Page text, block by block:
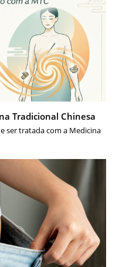
Tradicional Chinesa
ser tratada com a Medicina